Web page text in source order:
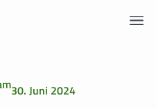
30. Juni 2024